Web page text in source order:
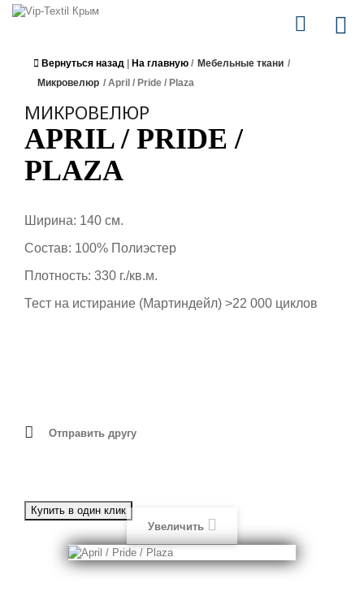
Вернуться назад На главную / Мебельные ткани /
Микровелюр / April / Pride / Plaza
МИКРОВЕЛЮР
APRIL / PRIDE /
PLAZA
Ширина: 140 см.
Состав: 100% Полиэстер
Плотность: 330 г./кв.м.
Тест на истирание (Мартиндейл) >22 000 циклов
Отправить другу
Увеличить